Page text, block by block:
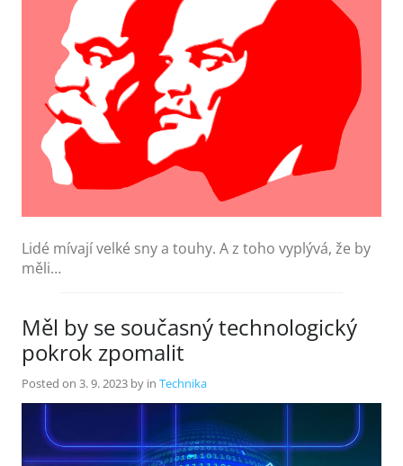
Lidé mívají velké sny a touhy. A z toho vyplývá, že by
měli…
Měl by se současný technologický
pokrok zpomalit
Posted on 3. 9. 2023 by in Technika